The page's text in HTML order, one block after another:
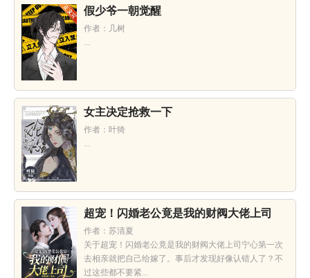
假少爷一朝觉醒
作者：几树
...
女主决定抢救一下
作者：叶猗
...
超宠！闪婚老公竟是我的财阀大佬上司
作者：苏清夏
关于超宠！闪婚老公竟是我的财阀大佬上司宁心第一次
去相亲就把自己给嫁了。事后才发现好像认错人了？不
过这些都不要紧...